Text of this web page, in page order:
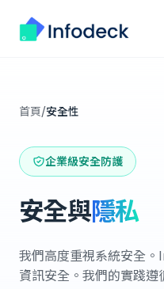
首頁/安全性
企業級安全防護
安全與隱私
我們高度重視系統安全。
資訊安全。我們的實踐遵